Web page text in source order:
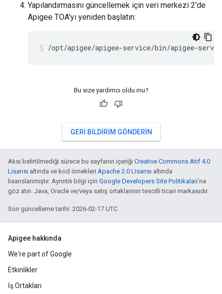
Yapılandırmasını güncellemek için veri merkezi 2'de
Apigee TOA'yı yeniden başlatın:
/opt/apigee/apigee-service/bin/apigee-
Bu size yardımcı oldu mu?
GERI BILDIRIM GÖNDERIN
Aksi belirtilmediği sürece bu sayfanın içeriği Creative Commons Atıf 4.0
Lisansı altında ve kod örnekleri Apache 2.0 Lisansı altında
lisanslanmıştır. Ayrıntılı bilgi için Google Developers Site Politikaları'na
göz atın. Java, Oracle ve/veya satış ortaklarının tescilli ticari markasıdır.
Son güncelleme tarihi: 2026-02-17 UTC.
Apigee hakkında
We're part of Google
Etkinlikler
İş Ortakları